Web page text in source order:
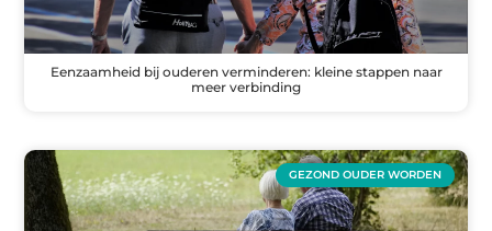
Eenzaamheid bij ouderen verminderen: kleine stappen naar
meer verbinding
GEZOND OUDER WORDEN